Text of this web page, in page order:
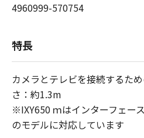
4960999-570754
特長
カメラとテレビを接続するた
さ：約1.3m
※IXY650 ｍはインターフェー
のモデルに対応しています